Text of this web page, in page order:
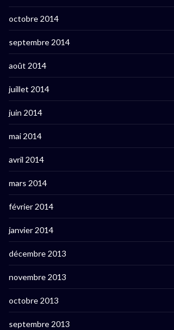
octobre 2014
septembre 2014
août 2014
juillet 2014
juin 2014
mai 2014
avril 2014
mars 2014
février 2014
janvier 2014
décembre 2013
novembre 2013
octobre 2013
septembre 2013